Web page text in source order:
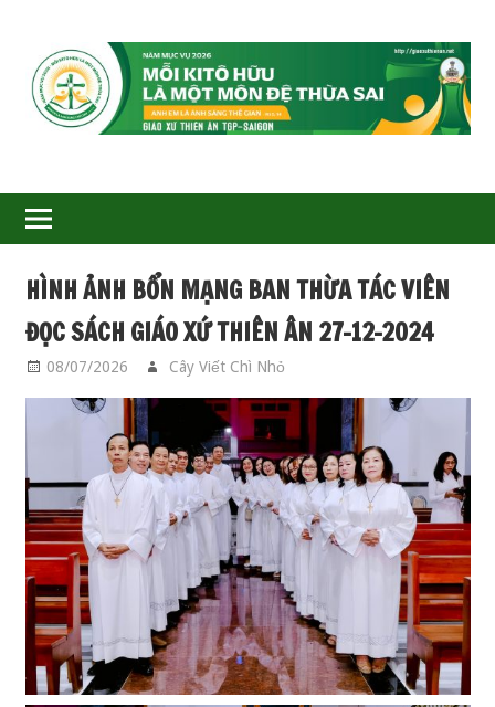
GIÁO
XỨ
THIÊN
ÂN-
TGP
SAIGON
HÌNH ẢNH BỔN MẠNG BAN THỪA TÁC VIÊN
ĐỌC SÁCH GIÁO XỨ THIÊN ÂN 27-12-2024
08/07/2026 Cây Viết Chì Nhỏ